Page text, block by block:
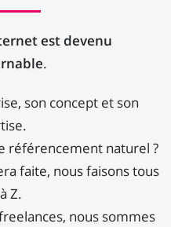
est devenu
.
son concept et son
référencement naturel ?
faite, nous faisons tous
Z.
nous sommes